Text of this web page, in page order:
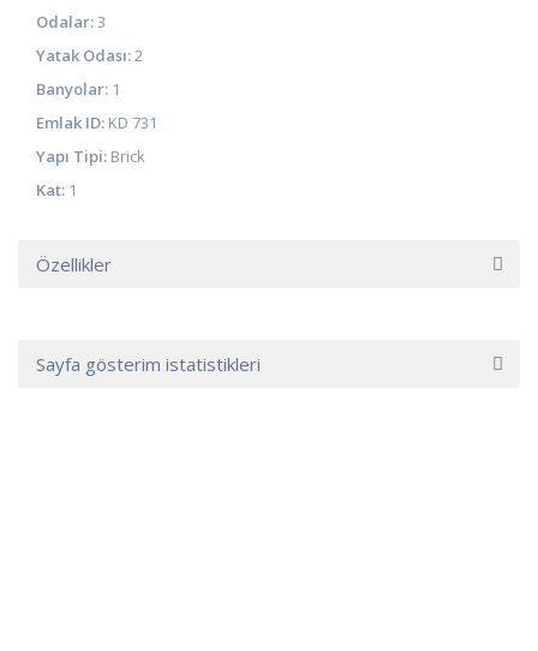
Odalar:3
Yatak Odası:2
Banyolar: 1
Emlak ID: KD 731
Yapı Tipi: Brick
Kat: 1
Özellikler
Sayfa gösterim istatistikleri